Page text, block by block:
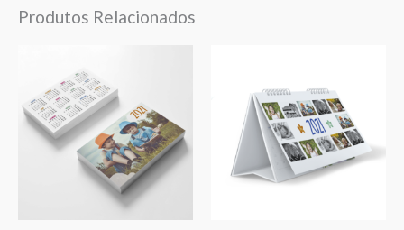
Produtos Relacionados